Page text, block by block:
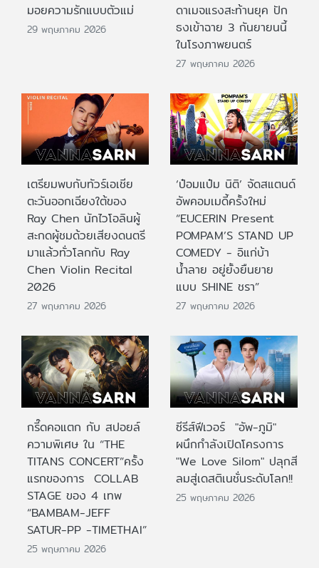
มอยความรักแบบตัวแม่
29 พฤษภาคม 2026
ดาเมจแรงสะท้านยุค ปัก
ธงเข้าฉาย 3 กันยายนนี้
ในโรงภาพยนตร์
27 พฤษภาคม 2026
เตรียมพบกับทัวร์เอเชีย
ตะวันออกเฉียงใต้ของ
Ray Chen นักไวโอลินผู้
สะกดผู้ชมด้วยเสียงดนตรี
มาแล้วทั่วโลกกับ Ray
Chen Violin Recital
2026
27 พฤษภาคม 2026
‘ป๋อมแป๋ม นิติ’ จัดสแตนด์
อัพคอมเมดี้ครั้งใหม่
“EUCERIN Present
POMPAM’S STAND UP
COMEDY - อิแก่บ้า
น้ำลาย อยู่ยั้งยืนยาย
แบบ SHINE ชรา”
27 พฤษภาคม 2026
กรี๊ดคอแตก กับ สปอยล์
ความพิเศษ ใน “THE
TITANS CONCERT”ครั้ง
แรกของการ COLLAB
STAGE ของ 4 เทพ
“BAMBAM-JEFF
SATUR-PP -TIMETHAI”
25 พฤษภาคม 2026
ซีรีส์ฟีเวอร์ "อัพ-ภูมิ"
ผนึกกำลังเปิดโครงการ
"We Love Silom" ปลุกสี
ลมสู่เดสติเนชั่นระดับโลก!!
25 พฤษภาคม 2026